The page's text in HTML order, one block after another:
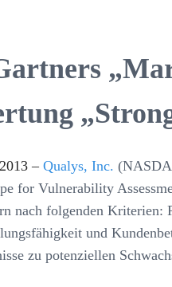
– Qualys, Inc.
for Vulnerability
nach folgenden
und
zu potenziellen